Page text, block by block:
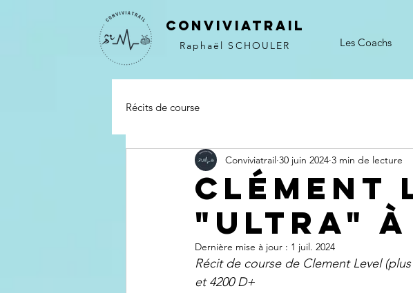
CONVIVIATRAIL
Raphaël SCHOULER Les Coachs
Récits de course
Clément
"ULTRA"
Conviviatrail 30 juin 2024 3 min de lecture
Dernière mise à jour : 1 juil. 2024
Récit de course de Clement Level
et 4200 D+